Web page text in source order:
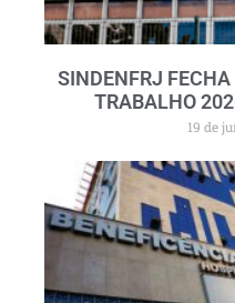
SINDENFRJ FECHA
TRABALHO
19 de